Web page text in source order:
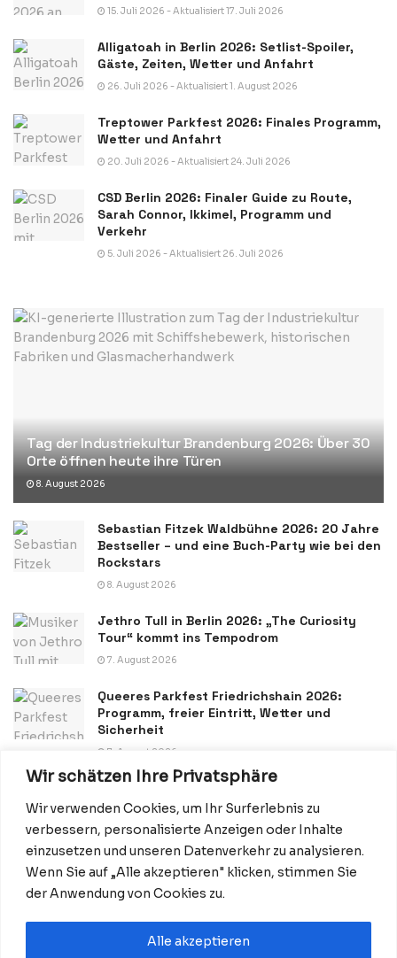
Wir schätzen Ihre Privatsphäre
Wir verwenden Cookies, um Ihr Surferlebnis zu
verbessern, personalisierte Anzeigen oder Inhalte
einzusetzen und unseren Datenverkehr zu analysieren.
Wenn Sie auf „Alle akzeptieren" klicken, stimmen Sie
der Anwendung von Cookies zu.
Alle akzeptieren
15. Juli 2026 - Aktualisiert 17. Juli 2026
Alligatoah in Berlin 2026: Setlist-Spoiler,
Gäste, Zeiten, Wetter und Anfahrt
26. Juli 2026 - Aktualisiert 1. August 2026
Treptower Parkfest 2026: Finales Programm,
Wetter und Anfahrt
20. Juli 2026 - Aktualisiert 24. Juli 2026
CSD Berlin 2026: Finaler Guide zu Route,
Sarah Connor, Ikkimel, Programm und
Verkehr
5. Juli 2026 - Aktualisiert 26. Juli 2026
Tag der Industriekultur Brandenburg 2026: Über 30
Orte öffnen heute ihre Türen
8. August 2026
Sebastian Fitzek Waldbühne 2026: 20 Jahre
Bestseller – und eine Buch-Party wie bei den
Rockstars
8. August 2026
Jethro Tull in Berlin 2026: „The Curiosity
Tour“ kommt ins Tempodrom
7. August 2026
Queeres Parkfest Friedrichshain 2026:
Programm, freier Eintritt, Wetter und
Sicherheit
7. August 2026
Datenschutzerklärung Impressum Startseite